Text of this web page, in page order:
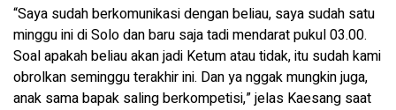
“Saya sudah berkomunikasi dengan beliau, saya sudah satu
minggu ini di Solo dan baru saja tadi mendarat pukul 03.00.
Soal apakah beliau akan jadi Ketum atau tidak, itu sudah kami
obrolkan seminggu terakhir ini. Dan ya nggak mungkin juga,
anak sama bapak saling berkompetisi,” jelas Kaesang saat